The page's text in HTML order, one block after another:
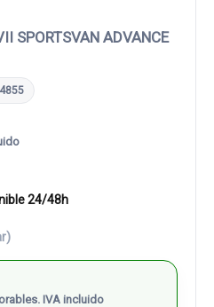
SPORTSVAN ADVANCE
24/48h
IVA incluido